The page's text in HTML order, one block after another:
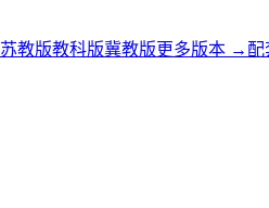
苏教版教科版冀教版更多版本 → 配